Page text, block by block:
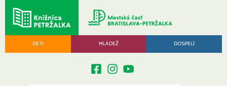
DETI MLÁDEŽ DOSPELÍ